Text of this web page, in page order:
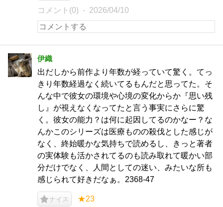
コメント(0) 2026/04/10
伊織
出だしから前作より年数が経っていて驚く。てっ
きり年数経過なく続いてるもんだと思ってた。そ
んな中で彼女の環境や心境の変化からか『思い残
し』が視えなくなってたと言う事実にさらに驚
く。彼女の能力？は何に起因してるのかなー？な
んかこのシリーズは医療ものの殺伐とした感じが
なく、終始暖かな気持ちで読めるし、きっと著者
の実体験も活かされてるのも読み取れて暖かい部
分だけでなく、人間としての迷い、みたいな所も
感じられて好きだなぁ。2368-47
ナイス ★23